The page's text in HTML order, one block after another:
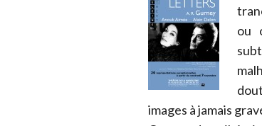
ou
images à jamais